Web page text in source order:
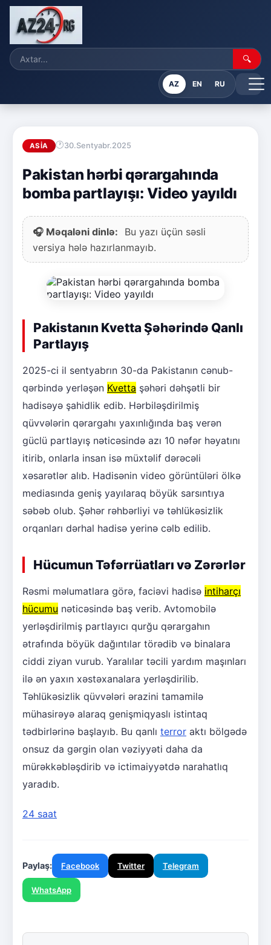
🔍
AZ EN RU
ASIA 30.Sentyabr.2025
Pakistan hərbi qərargahında
bomba partlayışı: Video yayıldı
🎧 Məqaləni dinlə:
Bu yazı üçün səsli
versiya hələ hazırlanmayıb.
Pakistanın Kvetta Şəhərində Qanlı
Partlayış
2025-ci il sentyabrın 30-da Pakistanın cənub-
qərbində yerləşən Kvetta şəhəri dəhşətli bir
hadisəyə şahidlik edib. Hərbiləşdirilmiş
qüvvələrin qərargahı yaxınlığında baş verən
güclü partlayış nəticəsində azı 10 nəfər həyatını
itirib, onlarla insan isə müxtəlif dərəcəli
xəsarətlər alıb. Hadisənin video görüntüləri ölkə
mediasında geniş yayılaraq böyük sarsıntıya
səbəb olub. Şəhər rəhbərliyi və təhlükəsizlik
orqanları dərhal hadisə yerinə cəlb edilib.
Hücumun Təfərrüatları və Zərərlər
Rəsmi məlumatlara görə, faciəvi hadisə intiharçı
hücumu nəticəsində baş verib. Avtomobilə
yerləşdirilmiş partlayıcı qurğu qərargahın
ətrafında böyük dağıntılar törədib və binalara
ciddi ziyan vurub. Yaralılar təcili yardım maşınları
ilə ən yaxın xəstəxanalara yerləşdirilib.
Təhlükəsizlik qüvvələri ərazini tamamilə
mühasirəyə alaraq genişmiqyaslı istintaq
tədbirlərinə başlayıb. Bu qanlı terror aktı bölgədə
onsuz da gərgin olan vəziyyəti daha da
mürəkkəbləşdirib və ictimaiyyətdə narahatlıq
yaradıb.
24 saat
Paylaş: Facebook Twitter Telegram
WhatsApp